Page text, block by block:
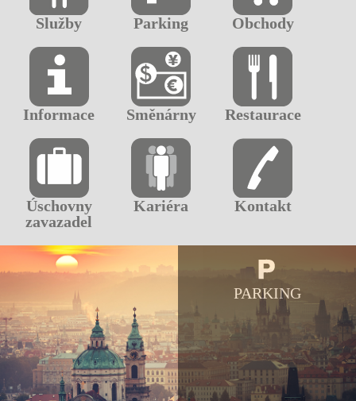
Služby Parking Obchody
Informace Směnárny Restaurace
Úschovny
zavazadel
Kariéra Kontakt
PARKING